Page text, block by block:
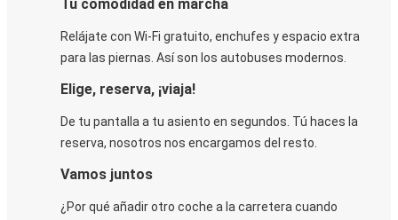
Tu comodidad en marcha
Relájate con Wi-Fi gratuito, enchufes y espacio extra
para las piernas. Así son los autobuses modernos.
Elige, reserva, ¡viaja!
De tu pantalla a tu asiento en segundos. Tú haces la
reserva, nosotros nos encargamos del resto.
Vamos juntos
¿Por qué añadir otro coche a la carretera cuando